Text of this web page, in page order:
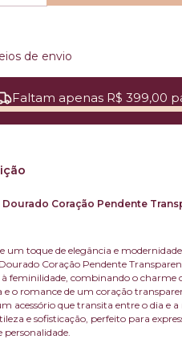
de envio
Faltam apenas R$ 399,00
Dourado Coração Pendente
um toque de elegância e
Coração Pendente
feminilidade, combinando o charme
e o romance de um coração
acessório que transita entre o dia e
e sofisticação, perfeito para
personalidade.